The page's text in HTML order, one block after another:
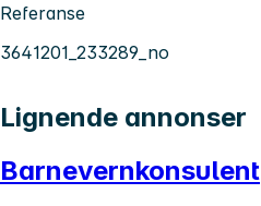
Referanse
3641201_233289_no
Lignende annonser
Barnevernkonsulent